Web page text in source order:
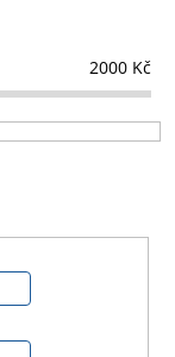
2000 Kč